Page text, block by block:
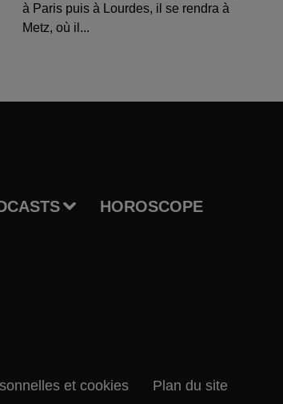
à Paris puis à Lourdes, il se rendra à
Metz, où il...
HOROSCOPE
et cookies Plan du site